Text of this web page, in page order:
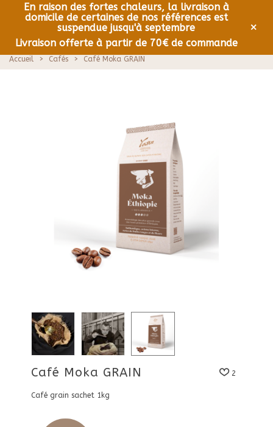
Menu 0
Accueil > Cafés > Café Moka GRAIN
Café Moka GRAIN 2
Café grain sachet 1kg
En raison des fortes chaleurs, la livraison à
domicile de certaines de nos références est
suspendue jusqu'à septembre
Livraison offerte à partir de 70€ de commande
×